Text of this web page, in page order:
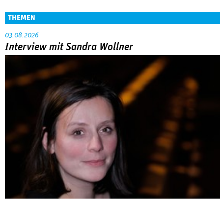
THEMEN
03.08.2026
Interview mit Sandra Wollner